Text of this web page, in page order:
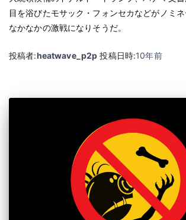
目を浴びたモサック・フォンセカなどがノミネ
なかなかの激戦になりそうだ。
投稿者:heatwave_p2p 投稿日時:10年前